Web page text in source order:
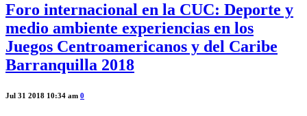
Foro internacional en la CUC: Deporte y
medio ambiente experiencias en los
Juegos Centroamericanos y del Caribe
Barranquilla 2018
Jul 31 2018 10:34 am 0